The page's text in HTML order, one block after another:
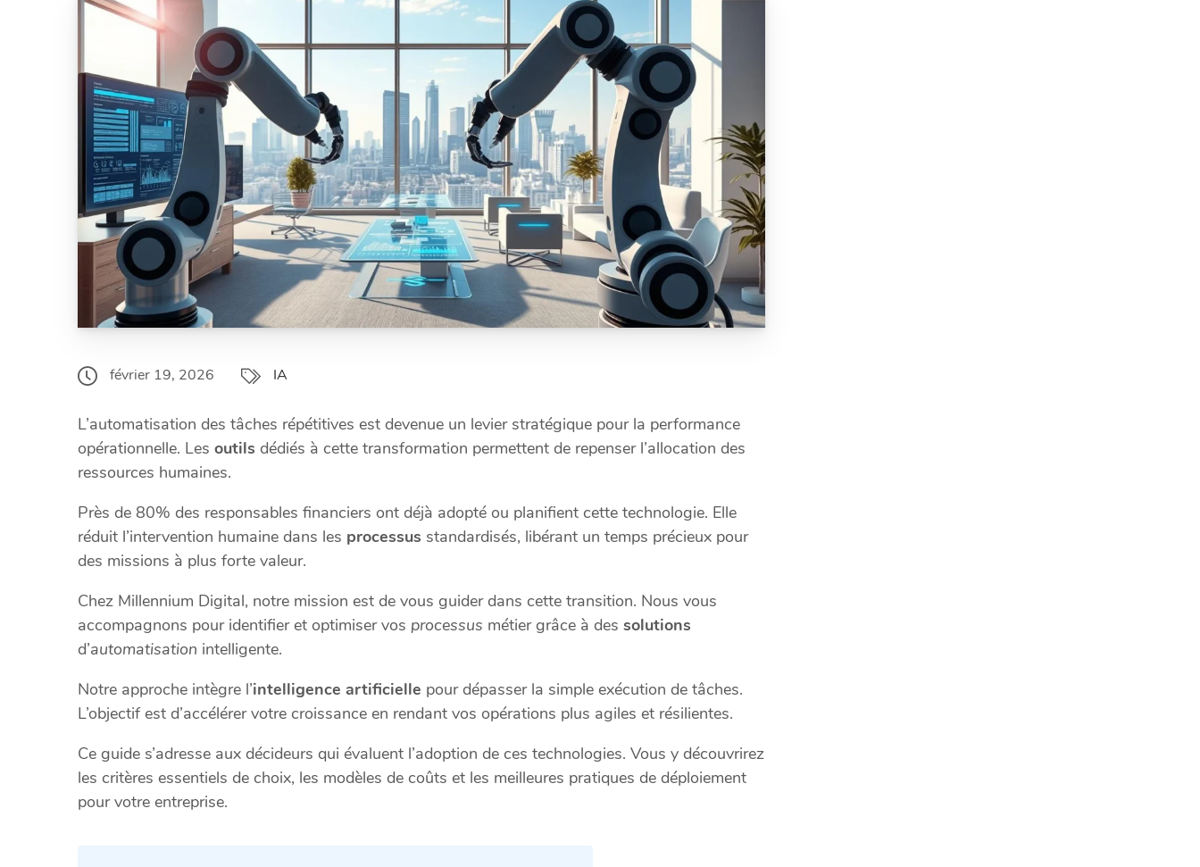
février 19, 2026 IA
L’automatisation des tâches répétitives est devenue un levier stratégique pour la performance
opérationnelle. Les outils dédiés à cette transformation permettent de repenser l’allocation des
ressources humaines.
Près de 80% des responsables financiers ont déjà adopté ou planifient cette technologie. Elle
réduit l’intervention humaine dans les processus standardisés, libérant un temps précieux pour
des missions à plus forte valeur.
Chez Millennium Digital, notre mission est de vous guider dans cette transition. Nous vous
accompagnons pour identifier et optimiser vos processus métier grâce à des solutions
d’automatisation intelligente.
Notre approche intègre l’intelligence artificielle pour dépasser la simple exécution de tâches.
L’objectif est d’accélérer votre croissance en rendant vos opérations plus agiles et résilientes.
Ce guide s’adresse aux décideurs qui évaluent l’adoption de ces technologies. Vous y découvrirez
les critères essentiels de choix, les modèles de coûts et les meilleures pratiques de déploiement
pour votre entreprise.